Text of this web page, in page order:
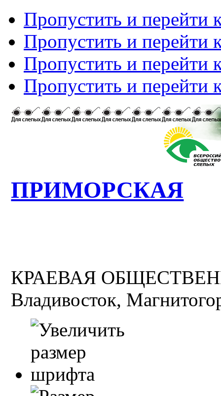
Пропустить и перейти
Пропустить и перейти
Пропустить и перейти
Пропустить и перейти
ПРИМОРСКАЯ
КРАЕВАЯ
Владивосток,